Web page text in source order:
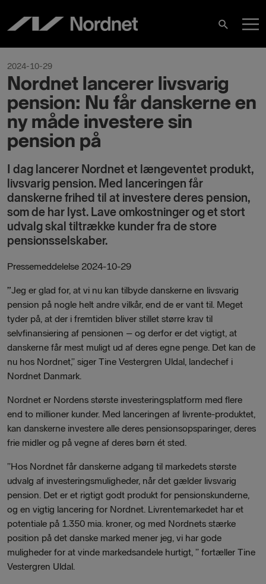
content
Search
2024-10-29
Nordnet lancerer livsvarig
pension: Nu får danskerne en
ny måde investere sin
pension på
I dag lancerer Nordnet et længeventet produkt,
livsvarig pension. Med lanceringen får
danskerne frihed til at investere deres pension,
som de har lyst. Lave omkostninger og et stort
udvalg skal tiltrække kunder fra de store
pensionsselskaber.
Pressemeddelelse 2024-10-29
”Jeg er glad for, at vi nu kan tilbyde danskerne en livsvarig
pension på nogle helt andre vilkår, end de er vant til. Meget
tyder på, at der i fremtiden bliver stillet større krav til
selvfinansiering af pensionen – og derfor er det vigtigt, at
danskerne får mest muligt ud af deres egne penge. Det kan de
nu hos Nordnet,” siger Tine Vestergren Uldal, landechef i
Nordnet Danmark.
Nordnet er Nordens største investeringsplatform med flere
end to millioner kunder. Med lanceringen af livrente-produktet,
kan danskerne investere alle deres pensionsopsparinger, deres
frie midler og på vegne af deres børn ét sted.
”Hos Nordnet får danskerne adgang til markedets største
udvalg af investeringsmuligheder, når det gælder livsvarig
pension. Det er et rigtigt godt produkt for pensionskunderne,
og en vigtig lancering for Nordnet. Livrentemarkedet har et
potentiale på 1.350 mia. kroner, og med Nordnets stærke
position på det danske marked mener jeg, vi har gode
muligheder for at vinde markedsandele hurtigt, ” fortæller Tine
Vestergren Uldal.